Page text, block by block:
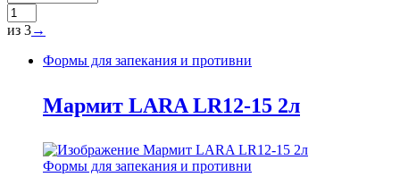
из 3→
Формы для запекания и противни
Мармит LARA LR12-15 2л
Формы для запекания и противни